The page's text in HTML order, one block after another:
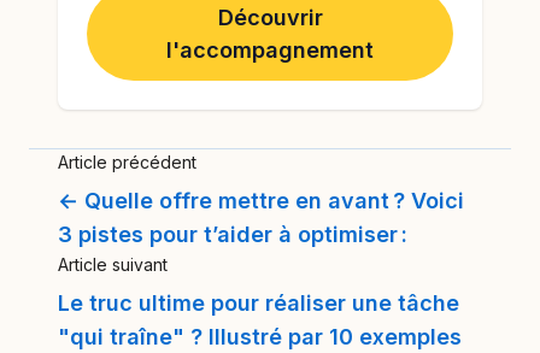
Découvrir
l'accompagnement
Article précédent
← Quelle offre mettre en avant ? Voici
3 pistes pour t’aider à optimiser :
Article suivant
Le truc ultime pour réaliser une tâche
"qui traîne" ? Illustré par 10 exemples